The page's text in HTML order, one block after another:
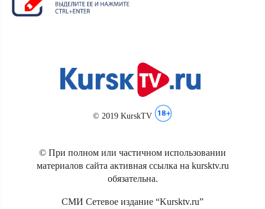
© 2019 KurskTV
© При полном или частичном использовании
материалов сайта активная ссылка на kursktv.ru
обязательна.
СМИ Сетевое издание “Kursktv.ru”